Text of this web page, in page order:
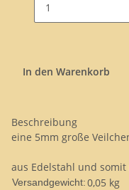
In den Warenkorb
Beschreibung
eine 5mm große
aus Edelstahl und
Versandgewicht:0,05 kg